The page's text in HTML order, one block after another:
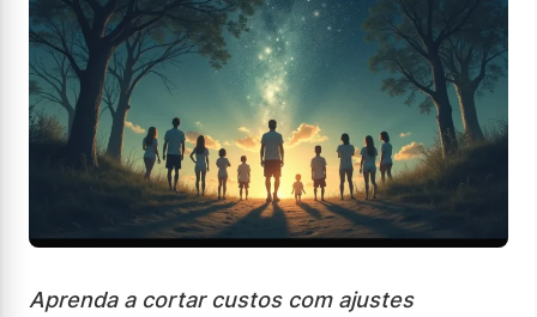
Aprenda a cortar custos com ajustes